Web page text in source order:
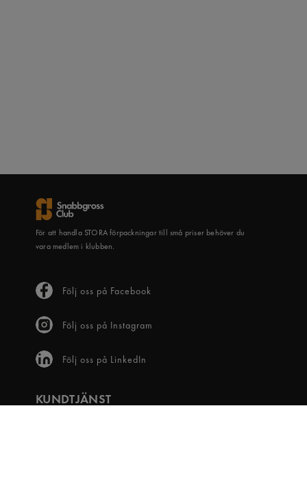
För att handla STORA förpackningar till små priser behöver du
vara medlem i klubben.
Följ oss på Facebook
Följ oss på Instagram
Följ oss på LinkedIn
KUNDTJÄNST